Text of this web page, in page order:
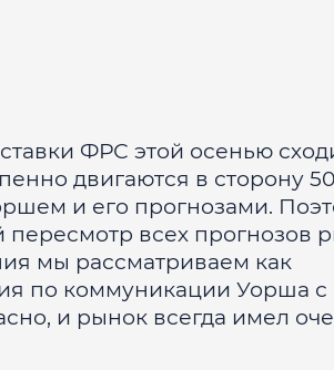
ФРС этой осенью
двигаются в сторону
и его прогнозами.
всех прогнозов
мы рассматриваем как
по коммуникации Уорша
и рынок всегда имел